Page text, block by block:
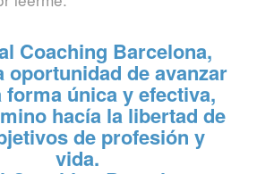
Coaching Barcelona,
oportunidad de avanzar
forma única y efectiva,
hacía la libertad de
de profesión y
vida.